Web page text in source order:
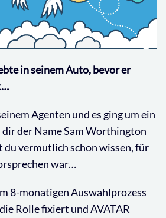
in seinem Auto, bevor er
Agenten und es ging um ein
der Name Sam Worthington
du vermutlich schon wissen, für
war…
8-monatigen Auswahlprozess
Rolle fixiert und AVATAR